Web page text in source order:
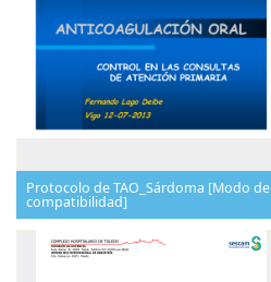
Protocolo de TAO_Sárdoma [Modo de
compatibilidad]